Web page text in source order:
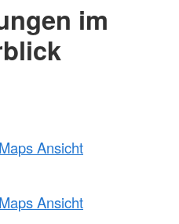
im
Ansicht
Ansicht